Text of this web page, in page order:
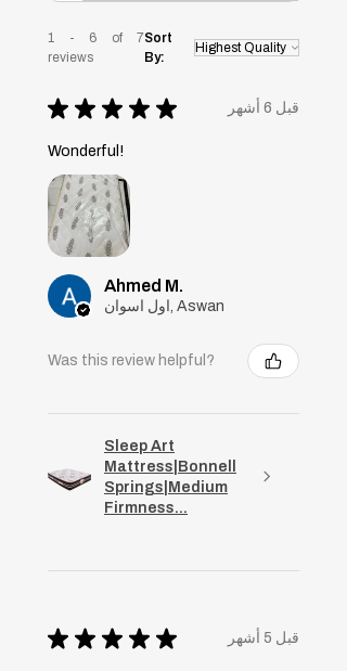
1 - 6 of 7
reviews
Sort
By:
★ ★ ★ ★ ★ قبل 6 أشهر
Wonderful!
Ahmed M.
اول اسوان, Aswan
Was this review helpful?
Sleep Art
Mattress|Bonnell
Springs|Medium
Firmness...
★ ★ ★ ★ ★ قبل 5 أشهر